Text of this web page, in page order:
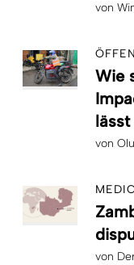
von
Wie
lässt
von
von